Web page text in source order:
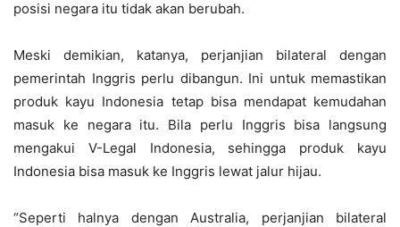
posisi negara itu tidak akan berubah.
Meski demikian, katanya, perjanjian bilateral dengan
pemerintah Inggris perlu dibangun. Ini untuk memastikan
produk kayu Indonesia tetap bisa mendapat kemudahan
masuk ke negara itu. Bila perlu Inggris bisa langsung
mengakui V-Legal Indonesia, sehingga produk kayu
Indonesia bisa masuk ke Inggris lewat jalur hijau.
“Seperti halnya dengan Australia, perjanjian bilateral